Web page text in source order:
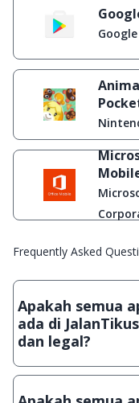
Frequently Asked
Apakah semua
ada di
dan legal?
Ya, JalanTikus hanya